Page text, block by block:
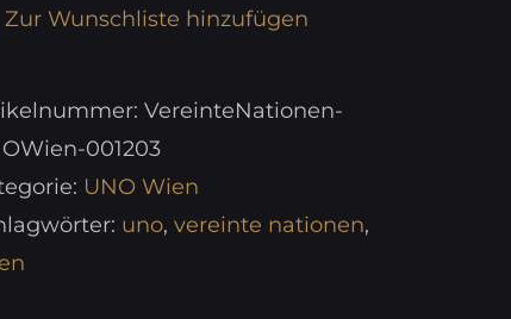
Wien
2015
-
Kleinbogen
Zur Wunschliste hinzufügen
VereinteNationen-
001203
UNO Wien
uno, vereinte nationen,